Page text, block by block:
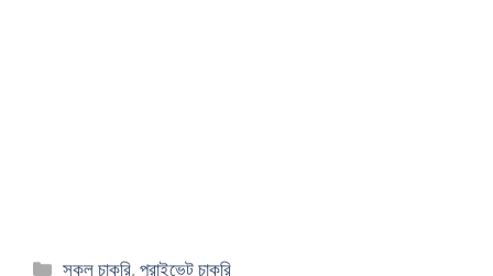
Categories
সকল চাকরি,প্রাইভেট চাকরি